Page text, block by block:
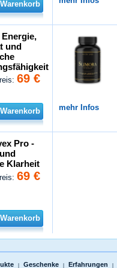
Energie,
und
69 €
mehr Infos
Pro -
Klarheit
69 €
| Geschenke | Erfahrungen |